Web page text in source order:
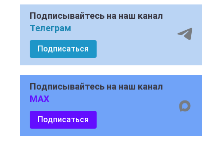
Подписывайтесь на наш канал
Телеграм
Подписаться
Подписывайтесь на наш канал
MAX
Подписаться